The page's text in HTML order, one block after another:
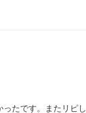
たです。またリピ